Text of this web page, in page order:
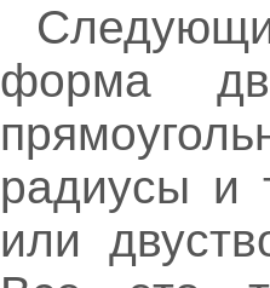
форма
радиусы и
или